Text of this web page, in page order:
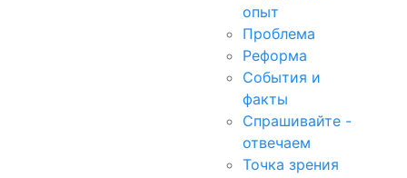
опыт
Проблема
Реформа
События и
факты
Спрашивайте -
отвечаем
Точка зрения